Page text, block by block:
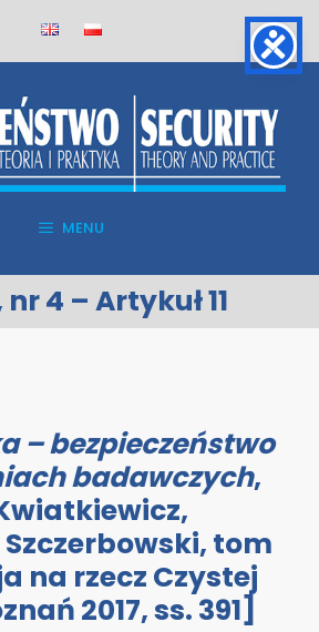
MENU
nr 4 – Artykuł 11
– bezpieczeństwo
badawczych,
Szczerbowski, tom
na rzecz Czystej
2017, ss. 391]